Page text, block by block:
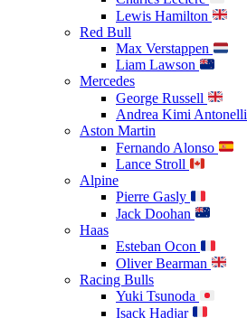
Lewis Hamilton
Red Bull
Max Verstappen
Liam Lawson
Mercedes
George Russell
Andrea Kimi Antonelli
Aston Martin
Fernando Alonso
Lance Stroll
Alpine
Pierre Gasly
Jack Doohan
Haas
Esteban Ocon
Oliver Bearman
Racing Bulls
Yuki Tsunoda
Isack Hadjar